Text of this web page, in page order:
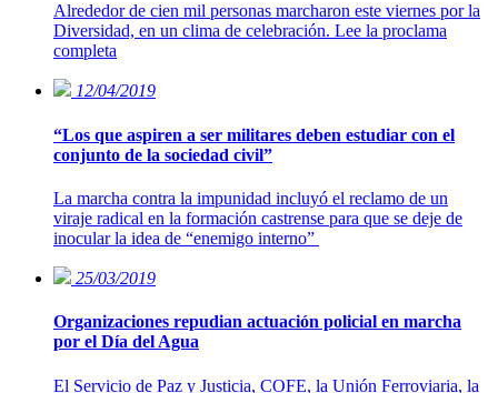
Alrededor de cien mil personas marcharon este viernes por la
Diversidad, en un clima de celebración. Lee la proclama
completa
12/04/2019
“Los que aspiren a ser militares deben estudiar con el
conjunto de la sociedad civil”
La marcha contra la impunidad incluyó el reclamo de un
viraje radical en la formación castrense para que se deje de
inocular la idea de “enemigo interno”
25/03/2019
Organizaciones repudian actuación policial en marcha
por el Día del Agua
El Servicio de Paz y Justicia, COFE, la Unión Ferroviaria, la